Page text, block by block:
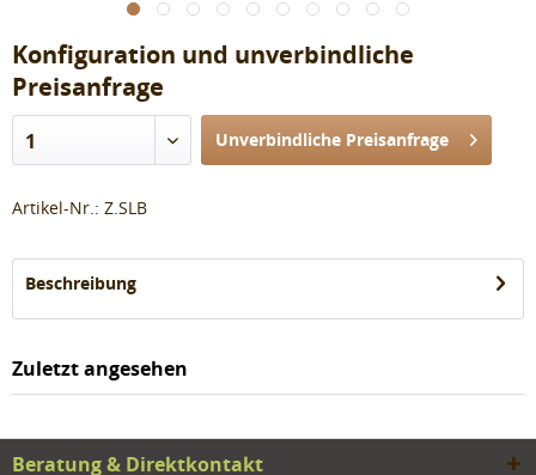
Konfiguration und unverbindliche
Preisanfrage
1 Unverbindliche Preisanfrage
Artikel-Nr.: Z.SLB
Beschreibung
Zuletzt angesehen
Beratung & Direktkontakt